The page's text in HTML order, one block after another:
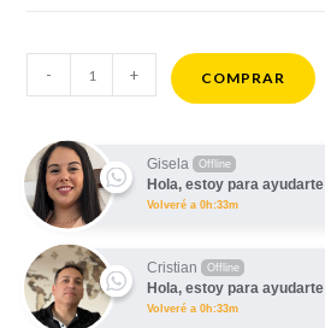
Mouse
cantidad
- + COMPRAR
Gisela Offline
Hola, estoy para ayudarte
Volveré a 0h:33m
Cristian Offline
Hola, estoy para ayudarte
Volveré a 0h:33m